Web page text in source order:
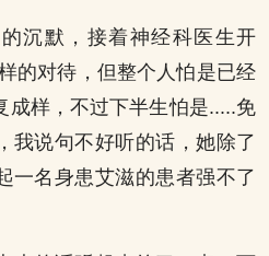
沉默，接着神经科医生开
的对待，但整个人怕是已经
成样，不过下半生怕是.....免
我说句不好听的话，她除了
一名身患艾滋的患者强不了